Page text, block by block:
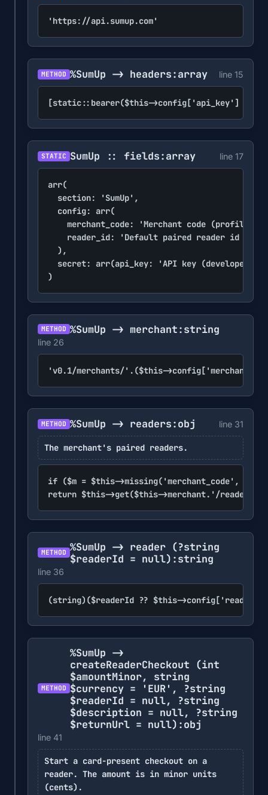
'https://api.sumup.com'
METHOD %SumUp -> headers:array line 15
[static::bearer($this->config['api_key'] ??
STATIC SumUp :: fields:array line 17
arr(
)
METHOD %SumUp -> merchant:string
line 26
'v0.1/merchants/'.($this-
METHOD %SumUp -> readers:obj line 31
The merchant's paired readers.
if ($m = $this->missing('merchant_code',
return $this->get($this->merchant.'/readers')
METHOD %SumUp -> reader (?string
$readerId = null) :string
line 36
(string)($readerId ?? $this-
METHOD
%SumUp ->
createReaderCheckout (int
$amountMinor, string
$currency = 'EUR', ?string
$readerId = null, ?string
$description = null, ?string
$returnUrl = null) :obj
line 41
Start a card-present checkout on a
reader. The amount is in minor units
(cents).